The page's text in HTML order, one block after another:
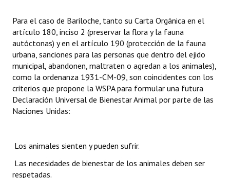
Para el caso de Bariloche, tanto su Carta Orgánica en el
artículo 180, inciso 2 (preservar la flora y la fauna
autóctonas) y en el artículo 190 (protección de la fauna
urbana, sanciones para las personas que dentro del ejido
municipal, abandonen, maltraten o agredan a los animales),
como la ordenanza 1931-CM-09, son coincidentes con los
criterios que propone la WSPA para formular una futura
Declaración Universal de Bienestar Animal por parte de las
Naciones Unidas:
 Los animales sienten y pueden sufrir.
 Las necesidades de bienestar de los animales deben ser
respetadas.